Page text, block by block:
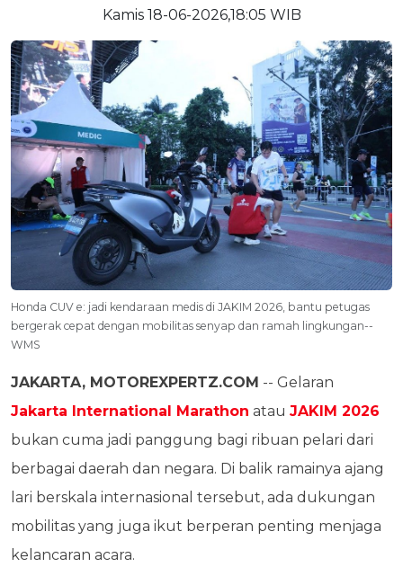
Kamis 18-06-2026,18:05 WIB
Honda CUV e: jadi kendaraan medis di JAKIM 2026, bantu petugas
bergerak cepat dengan mobilitas senyap dan ramah lingkungan--
WMS
JAKARTA, MOTOREXPERTZ.COM -- Gelaran
Jakarta International Marathon atau JAKIM 2026
bukan cuma jadi panggung bagi ribuan pelari dari
berbagai daerah dan negara. Di balik ramainya ajang
lari berskala internasional tersebut, ada dukungan
mobilitas yang juga ikut berperan penting menjaga
kelancaran acara.